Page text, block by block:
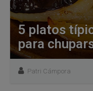
5 platos
para
Patri Cámpora